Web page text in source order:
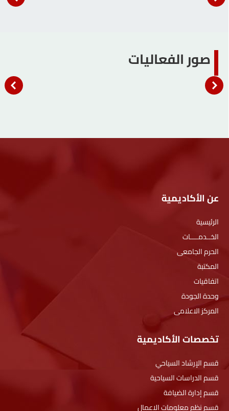
صور الفعاليات
عن الأكاديمية
الرئيسية
الخــدمــــات
الحرم الجامعى
المكتبة
اتفاقيات
وحدة الجودة
المركز الاعلامى
تخصصات الأكاديمية
قسم الإرشاد السياحي
قسم الدراسات السياحية
قسم إدارة الضيافة
قسم نظم معلومات الاعمال